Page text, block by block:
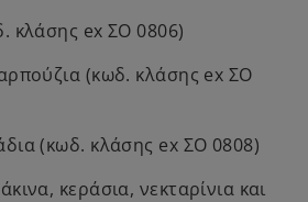
κλάσης ex ΣΟ 0806)
(κωδ. κλάσης ex ΣΟ
(κωδ. κλάσης ex ΣΟ 0808)
κεράσια, νεκταρίνια και